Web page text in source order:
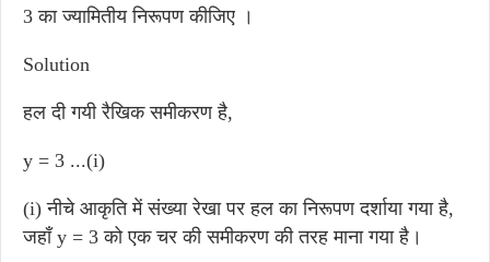
3 का ज्यामितीय निरूपण कीजिए ।
Solution
हल दी गयी रैखिक समीकरण है,
y = 3 ...(i)
(i) नीचे आकृति में संख्या रेखा पर हल का निरूपण दर्शाया गया है,
जहाँ y = 3 को एक चर की समीकरण की तरह माना गया है।